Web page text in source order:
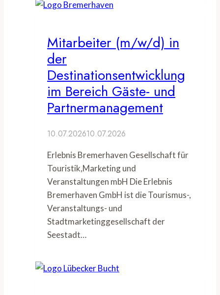
Mitarbeiter (m/w/d) in
der
Destinationsentwicklung
im Bereich Gäste- und
Partnermanagement
10.07.202610.07.2026
Erlebnis Bremerhaven Gesellschaft für
Touristik,Marketing und
Veranstaltungen mbH Die Erlebnis
Bremerhaven GmbH ist die Tourismus-,
Veranstaltungs- und
Stadtmarketinggesellschaft der
Seestadt…